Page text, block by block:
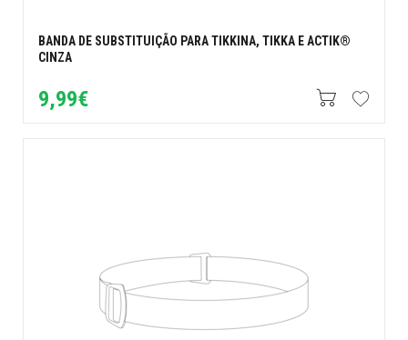
BANDA DE SUBSTITUIÇÃO PARA TIKKINA, TIKKA E ACTIK®
CINZA
9,99€